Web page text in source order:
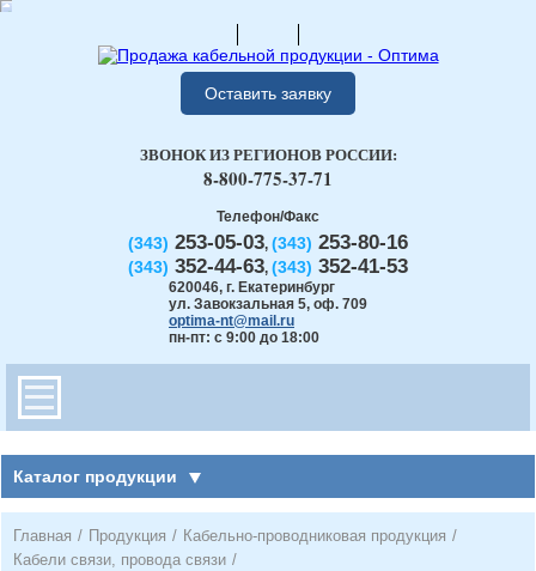
Оставить заявку
Телефон/Факс
(343) 253-05-03, (343) 253-80-16
(343) 352-44-63, (343) 352-41-53
620046, г. Екатеринбург
ул. Завокзальная 5, оф. 709
optima-nt@mail.ru
пн-пт: с 9:00 до 18:00
ЗВОНОК ИЗ РЕГИОНОВ РОССИИ:
8-800-775-37-71
Каталог продукции
Главная / Продукция / Кабельно-проводниковая продукция /
Кабели связи, провода связи /